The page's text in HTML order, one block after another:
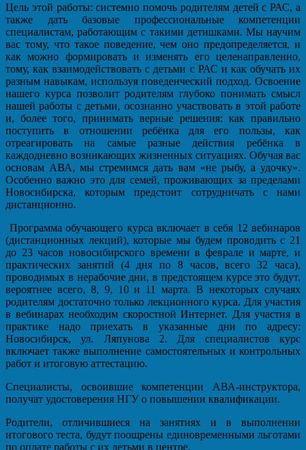
Цель этой работы: системно помочь родителям детей с РАС, а
также дать базовые профессиональные компетенции
специалистам, работающим с такими детишками. Мы научим
вас тому, что такое поведение, чем оно предопределяется, и
как можно формировать и изменять его целенаправленно,
тому, как взаимодействовать с детьми с РАС и как обучать их
разным навыкам, используя поведенческий подход. Освоение
нашего курса позволит родителям глубоко понимать смысл
нашей работы с детьми, осознанно участвовать в этой работе
и, более того, принимать верные решения: как правильно
поступить в отношении ребёнка для его пользы, как
отреагировать на самые разные действия ребёнка в
каждодневно возникающих жизненных ситуациях. Обучая вас
основам АВА, мы стремимся дать вам «не рыбу, а удочку».
Особенно важно это для семей, проживающих за пределами
Новосибирска, которым предстоит сотрудничать с нами
дистанционно.
Программа обучающего курса включает в себя 12 вебинаров
(дистанционных лекций), которые мы будем проводить с 21
до 23 часов новосибирского времени в феврале и марте, и
практических занятий (4 дня по 8 часов, всего 32 часа),
проводимых в нерабочие дни, в предстоящем курсе это будут,
вероятнее всего, 8, 9, 10 и 11 марта. В некоторых случаях
родителям достаточно только лекционного курса. Для участия
в вебинарах необходим скоростной Интернет. Для участия в
практике надо приехать в указанные дни по адресу:
Новосибирск, ул. Ляпунова 2. Для специалистов курс
включает также выполнение самостоятельных и контрольных
работ и итоговую аттестацию.
Специалисты, освоившие компетенции АВА-инструктора,
получат удостоверения НГУ о повышении квалификации.
Родители, отличившиеся на занятиях и в выполнении
итогового теста, будут поощрены единовременными льготами
по оплате работы с их детьми в центре.